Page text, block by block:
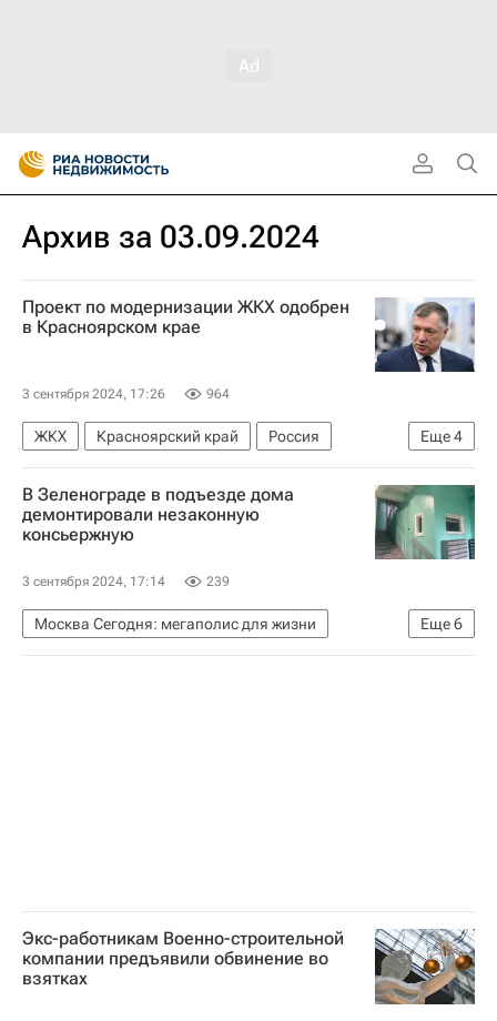
Архив за 03.09.2024
Проект по модернизации ЖКХ одобрен
в Красноярском крае
3 сентября 2024, 17:26 964
Еще4
ЖКХ Красноярский край
Россия
Норильск
Марат Хуснуллин
Михаил Котюков
Министерство строительства и жилищно-коммунального хозяйства РФ (Минстрой России)
В Зеленограде в подъезде дома
демонтировали незаконную
консьержную
3 сентября 2024, 17:14 239
Еще6
Москва Сегодня: мегаполис для жизни
Мосжилинспекция
Зеленоград
Москва
Экс-работникам Военно-строительной
компании предъявили обвинение во
взятках